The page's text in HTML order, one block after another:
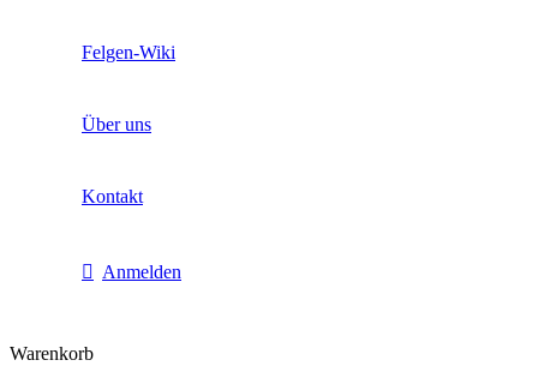
Felgen-Wiki
Über uns
Kontakt
Anmelden
Warenkorb